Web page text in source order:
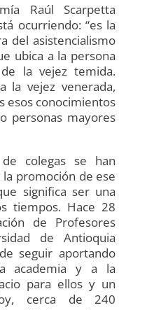
Raúl Scarpetta
ocurriendo: “es la
del asistencialismo
ubica a la persona
la vejez temida.
la vejez venerada,
esos conocimientos
personas mayores
colegas se han
promoción de ese
significa ser una
tiempos. Hace 28
de Profesores
de Antioquia
seguir aportando
academia y a la
para ellos y un
cerca de 240